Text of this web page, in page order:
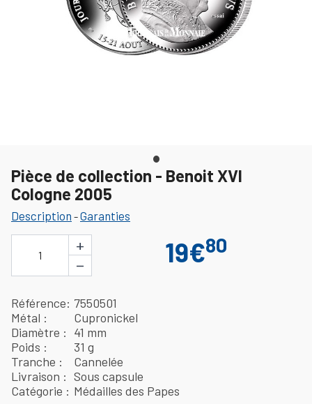
Pièce de collection - Benoit XVI
Cologne 2005
Description -Garanties
1
+
−
19€80
Référence 7550501
Métal
Cupronickel
Diamètre
41 mm
Poids
31 g
Tranche
Cannelée
Livraison
Sous capsule
Catégorie
Médailles des Papes